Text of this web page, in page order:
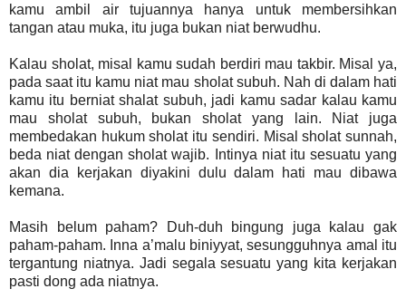
kamu ambil air tujuannya hanya untuk membersihkan
tangan atau muka, itu juga bukan niat berwudhu.
Kalau sholat, misal kamu sudah berdiri mau takbir. Misal ya,
pada saat itu kamu niat mau sholat subuh. Nah di dalam hati
kamu itu berniat shalat subuh, jadi kamu sadar kalau kamu
mau sholat subuh, bukan sholat yang lain. Niat juga
membedakan hukum sholat itu sendiri. Misal sholat sunnah,
beda niat dengan sholat wajib. Intinya niat itu sesuatu yang
akan dia kerjakan diyakini dulu dalam hati mau dibawa
kemana.
Masih belum paham? Duh-duh bingung juga kalau gak
paham-paham. Inna a’malu biniyyat, sesungguhnya amal itu
tergantung niatnya. Jadi segala sesuatu yang kita kerjakan
pasti dong ada niatnya.